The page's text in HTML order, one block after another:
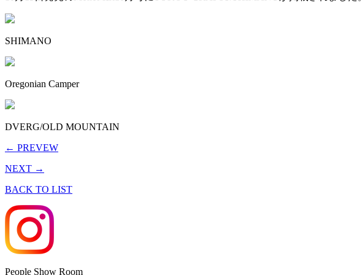
SHIMANO
Oregonian Camper
DVERG/OLD MOUNTAIN
← PREVEW
NEXT →
BACK TO LIST
People Show Room